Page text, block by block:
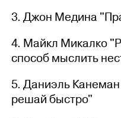
3. Джон Медина
4. Майкл Микалко
способ мыслить
5. Даниэль
решай быстро"